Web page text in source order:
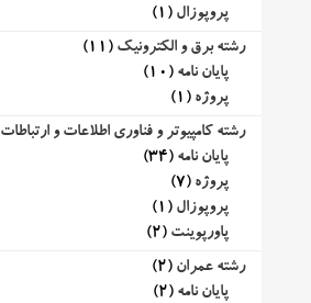
پروپوزال (1)
رشته برق و الکترونیک (11)
پایان نامه (10)
پروژه (1)
رشته کامپیوتر و فناوری اطلاعات و ارتباطات
پایان نامه (34)
پروژه (7)
پروپوزال (1)
پاورپوینت (2)
رشته عمران (2)
پایان نامه (2)